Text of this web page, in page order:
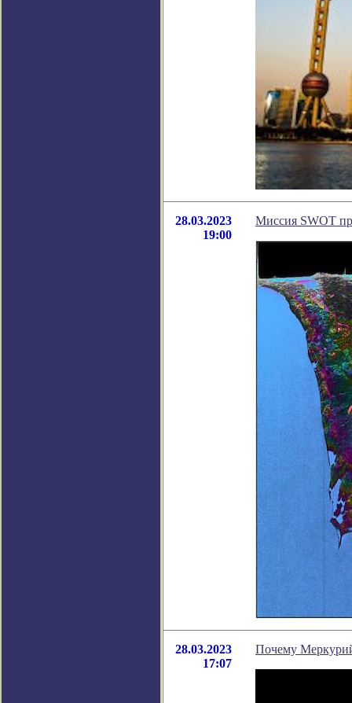
28.03.2023
19:00
Миссия SWOT
28.03.2023
17:07
Почему